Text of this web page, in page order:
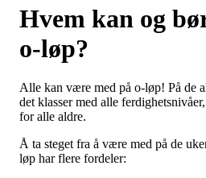
Hvem kan og
o-løp?
Alle kan være med på o-løp! På de
det klasser med alle
for alle aldre.
Å ta steget fra å være med på de
løp har flere fordeler: